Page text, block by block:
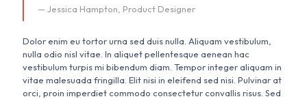
— Jessica Hampton, Product Designer
Dolor enim eu tortor urna sed duis nulla. Aliquam vestibulum,
nulla odio nisl vitae. In aliquet pellentesque aenean hac
vestibulum turpis mi bibendum diam. Tempor integer aliquam in
vitae malesuada fringilla. Elit nisi in eleifend sed nisi. Pulvinar at
orci, proin imperdiet commodo consectetur convallis risus. Sed